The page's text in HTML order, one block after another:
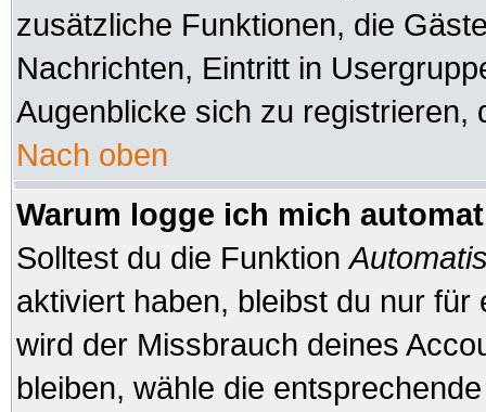
zusätzliche Funktionen, die
Nachrichten, Eintritt in
Augenblicke sich zu registrieren,
Nach oben
Warum logge ich mich
Solltest du die Funktion
aktiviert haben, bleibst du nur
wird der Missbrauch deines
bleiben, wähle die